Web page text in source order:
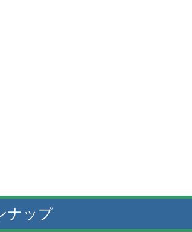
ナップ